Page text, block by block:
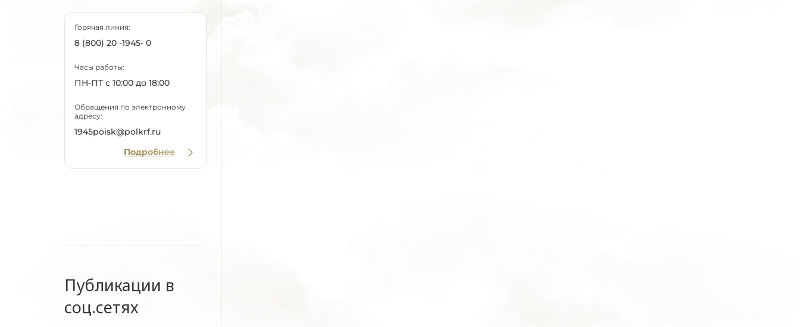
Горячая линия:
8 (800) 20 -1945- 0
Часы работы:
ПН-ПТ с 10:00 до 18:00
Обращения по электронному
адресу:
1945poisk@polkrf.ru
Подробнее
Публикации в
соц.сетях